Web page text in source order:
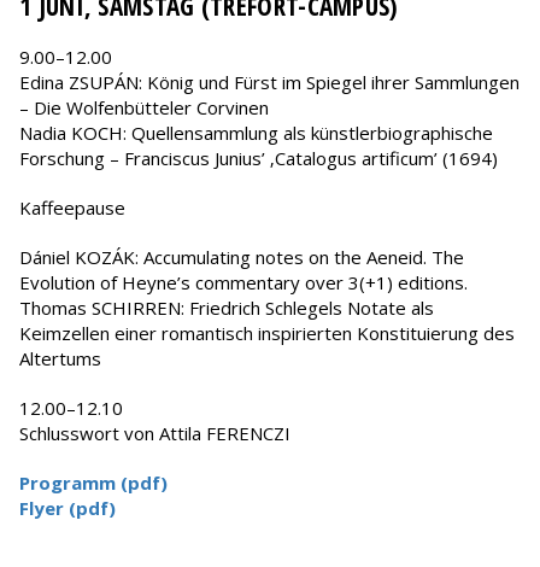
9.00–12.00
Edina ZSUPÁN: König und Fürst im Spiegel ihrer Sammlungen
– Die Wolfenbütteler Corvinen
Nadia KOCH: Quellensammlung als künstlerbiographische
Forschung – Franciscus Junius’ ‚Catalogus artificum’ (1694)
Kaffeepause
Dániel KOZÁK: Accumulating notes on the Aeneid. The
Evolution of Heyne’s commentary over 3(+1) editions.
Thomas SCHIRREN: Friedrich Schlegels Notate als
Keimzellen einer romantisch inspirierten Konstituierung des
Altertums
12.00–12.10
Schlusswort von Attila FERENCZI
Programm (pdf)
Flyer (pdf)